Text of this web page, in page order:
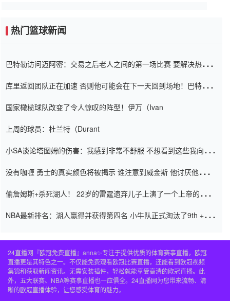
热门篮球新闻
巴特勒访问迈阿密：交易之后老人之间的第一场比赛 要解决热情的
库里返回团队正在加速 否则他可能会在下一天回到场地！巴特勒迈
国家橄榄球队改变了令人惊叹的阵型！伊万（Ivan
上周的球员：杜兰特（Durant
小SA谈论塔图姆的伤害：我感到非常不舒服 不想看到这些我向他
没有咖喱 勇士的真实颜色将被揭示 谁注意到威金斯 他讨厌他的老
偷詹姆斯+杀死湖人！ 22岁的雷霆遗弃儿子上演了一个上帝的剧
NBA最新排名：湖人赢得并获得第四名 小牛队正式淘汰了9th + 76
24直播网『欧冠免费直播』anna✨专注于提供优质的体育赛事直播，欧冠
直播更是其特色之一。不仅能免费观看欧冠比赛直播，还能看到欧冠视频
集锦和获取新闻资讯。无需安装插件，轻松就能享受高清的欧冠直播。此
外，五大联赛、NBA等赛事直播也一应俱全。24直播网为您带来流畅、清
晰的欧冠直播体验，让您感受体育的魅力。